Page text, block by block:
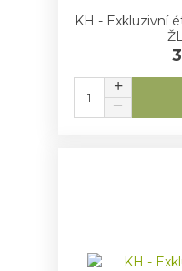
KH - Exkluzivní